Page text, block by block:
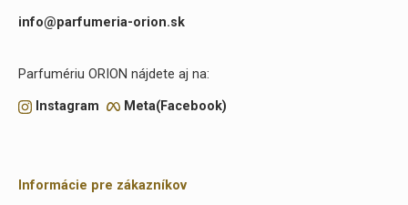
info@parfumeria-orion.sk
Parfumériu ORION nájdete aj na:
Instagram Meta(Facebook)
Informácie pre zákazníkov